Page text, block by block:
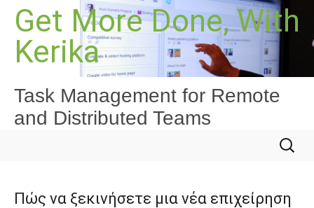
Μετάβαση
περιεχόμενο
Get More Done, With
Kerika
Task Management for Remote
and Distributed Teams
για:
Πώς να ξεκινήσετε μια νέα επιχείρηση